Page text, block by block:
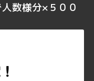
数様分×５００